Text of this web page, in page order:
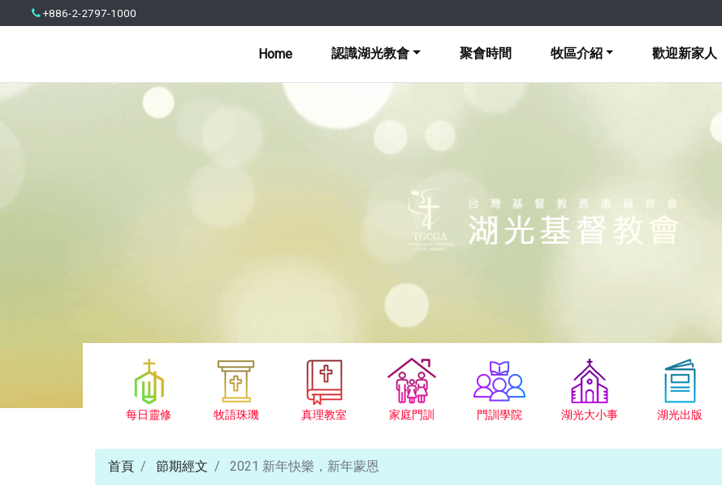
+886-2-2797-1000
Home 認識湖光教會 聚會時間 牧區介紹 歡迎新家人
每日靈修 牧語珠璣 真理教室 家庭門訓 門訓學院 湖光大小事 湖光出版
首頁 節期經文 2021 新年快樂，新年蒙恩